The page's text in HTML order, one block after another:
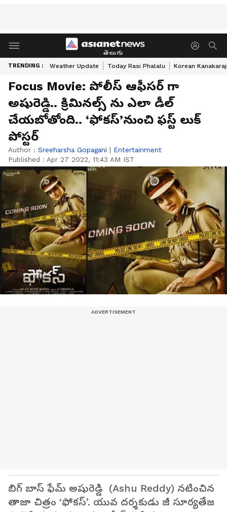
తెలుగు
TRENDING : Weather Update Today Rasi Phalalu Korean
Focus Movie: పోలీస్ ఆఫీసర్ గా
అషురెడ్డి.. క్రిమినల్స్ ను ఎలా డీల్
చేయబోతోంది.. ‘ఫోకస్’నుంచి ఫస్ట్ లుక్
పోస్టర్
Author : Sreeharsha Gopagani | Entertainment
Published : Apr 27 2022, 11:43 AM IST
బిగ్ బాస్ ఫేమ్ అషురెడ్డి (Ashu Reddy) నటించిన
తాజా చిత్రం ‘ఫోకస్’. యువ దర్శకుడు జీ సూర్యతేజ